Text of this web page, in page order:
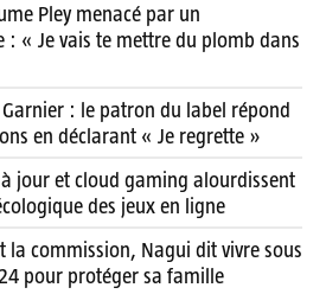
Pley menacé par un
: « Je vais te mettre du plomb dans
Garnier : le patron du label répond
en déclarant « Je regrette »
jour et cloud gaming alourdissent
des jeux en ligne
la commission, Nagui dit vivre sous
pour protéger sa famille